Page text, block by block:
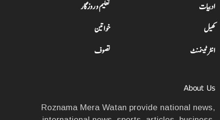
ادبیات
تعلیم و روزگار
کھیل
خواتین
انٹرٹینمنٹ
تصوف
About Us
Roznama Mera Watan provide national news,